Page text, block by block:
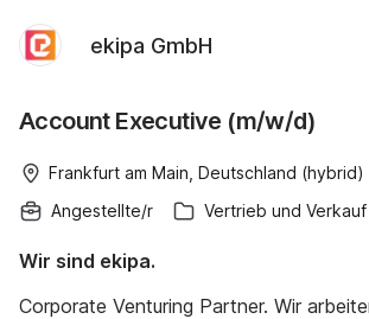
ekipa GmbH
Account Executive (m/w/d)
Frankfurt am Main, Deutschland (hybrid)
Angestellte/r
Vertrieb und Verkauf
Wir sind ekipa.
Corporate Venturing Partner. Wir